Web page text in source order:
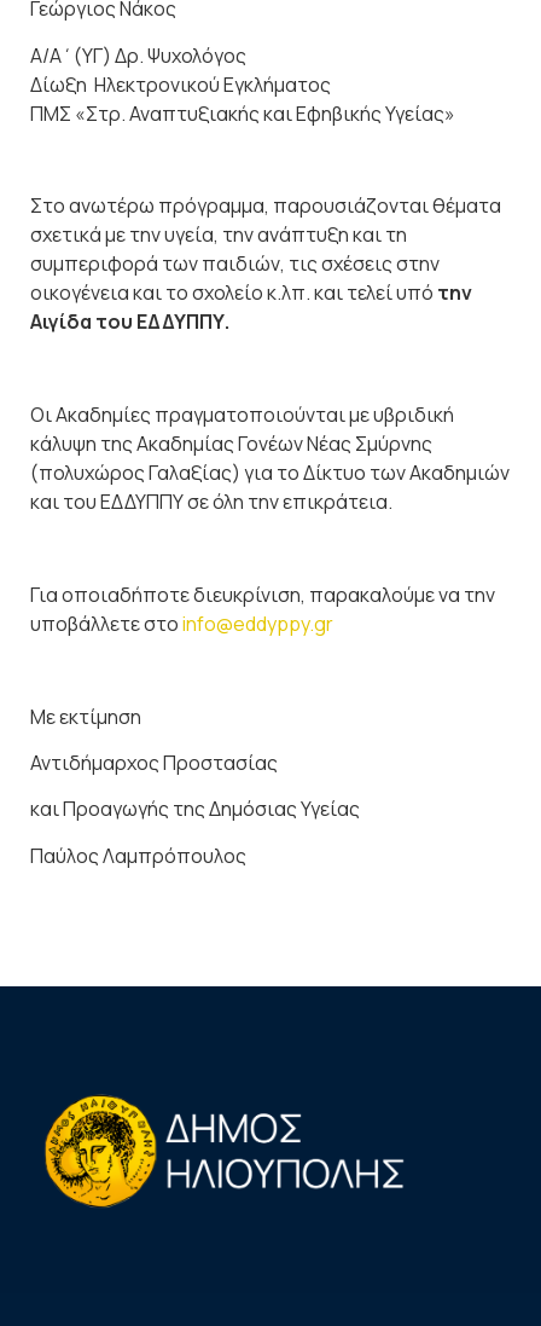
Γεώργιος Νάκος
Α/Α΄(ΥΓ) Δρ. Ψυχολόγος
Δίωξη Ηλεκτρονικού Εγκλήματος
ΠΜΣ «Στρ. Αναπτυξιακής και Εφηβικής Υγείας»
Στο ανωτέρω πρόγραμμα, παρουσιάζονται θέματα
σχετικά με την υγεία, την ανάπτυξη και τη
συμπεριφορά των παιδιών, τις σχέσεις στην
οικογένεια και το σχολείο κ.λπ. και τελεί υπό την
Αιγίδα του ΕΔΔΥΠΠΥ.
Οι Ακαδημίες πραγματοποιούνται με υβριδική
κάλυψη της Ακαδημίας Γονέων Νέας Σμύρνης
(πολυχώρος Γαλαξίας) για το Δίκτυο των Ακαδημιών
και του ΕΔΔΥΠΠΥ σε όλη την επικράτεια.
Για οποιαδήποτε διευκρίνιση, παρακαλούμε να την
υποβάλλετε στοinfo@eddyppy.gr
Με εκτίμηση
Αντιδήμαρχος Προστασίας
και Προαγωγής της Δημόσιας Υγείας
Παύλος Λαμπρόπουλος